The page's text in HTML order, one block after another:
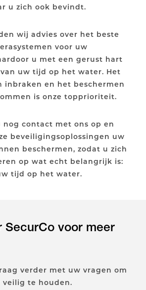
u zich ook bevindt.
wij advies over het beste
voor uw
u met een gerust hart
uw tijd op het water. Het
inbraken en het beschermen
is onze topprioriteit.
nog contact met ons op en
beveiligingsoplossingen uw
beschermen, zodat u zich
op wat echt belangrijk is:
tijd op het water.
SecurCo voor meer
verder met uw vragen om
veilig te houden.